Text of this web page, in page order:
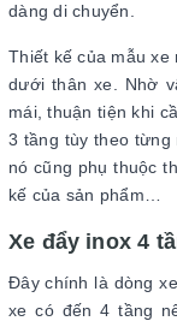
dàng di chuyển.
Thiết kế của mẫu
dưới thân xe. Nhờ
mái, thuận tiện khi
3 tầng tùy theo từng
nó cũng phụ thuộc
kế của sản phẩm…
Xe đẩy inox 4
Đây chính là dòng
xe có đến 4 tầng